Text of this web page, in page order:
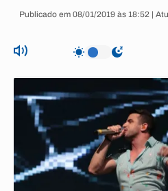
Publicado em 08/01/2019 às 18:52 |